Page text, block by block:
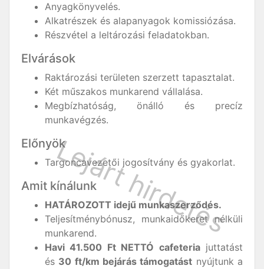
Anyagkönyvelés.
Alkatrészek és alapanyagok komissiózása.
Részvétel a leltározási feladatokban.
Elvárások
Raktározási területen szerzett tapasztalat.
Két műszakos munkarend vállalása.
Megbízhatóság, önálló és precíz
munkavégzés.
Előnyök
Targoncavezetői jogosítvány és gyakorlat.
Amit kínálunk
HATÁROZOTT idejű munkaszerződés.
Teljesítménybónusz, munkaidőkeret nélküli
munkarend.
Havi 41.500 Ft NETTÓ cafeteriajuttatást
és 30 ft/km bejárás támogatást nyújtunk a